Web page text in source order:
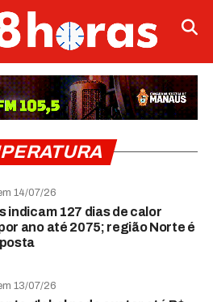
14/07/26
indicam 127 dias de calor
ano até 2075; região Norte é
13/07/26